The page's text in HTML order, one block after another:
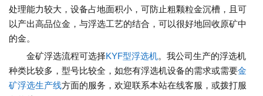
处理能力较大，设备占地面积小，可防止粗颗粒金沉槽，且可
以产出高品位金，与浮选工艺的结合，可以很好地回收原矿中
的金。
金矿浮选流程可选择KYF型浮选机。我公司生产的浮选机
种类比较多，型号比较全，如您有浮选机设备的需求或需要金
矿浮选生产线方面的服务，欢迎联系本站在线客服，或拨打服